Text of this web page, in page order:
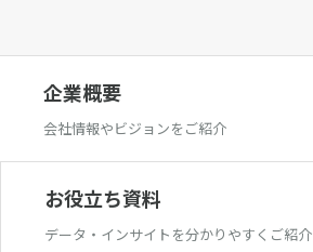
企業概要
会社情報やビジョンをご紹介
お役立ち資料
データ・インサイトを分かりやすくご紹介